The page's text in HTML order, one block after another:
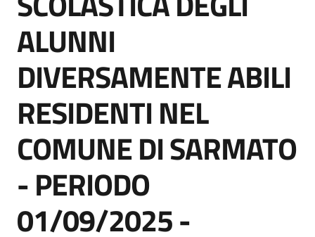
site
Seguici
su
ALUNNI
DIVERSAMENTE ABILI
RESIDENTI NEL
COMUNE DI SARMATO
- PERIODO
01/09/2025 -